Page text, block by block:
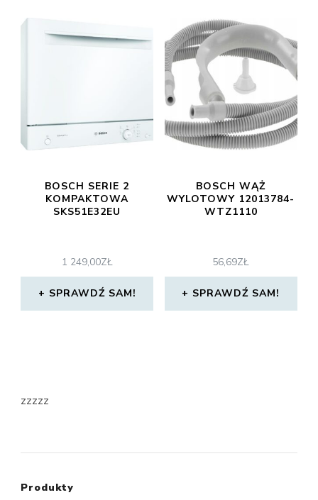
BOSCH SERIE 2
KOMPAKTOWA
SKS51E32EU
1 249,00ZŁ
SPRAWDŹ SAM!
BOSCH WĄŻ
WYLOTOWY 12013784-
WTZ1110
56,69ZŁ
SPRAWDŹ SAM!
zzzzz
Produkty